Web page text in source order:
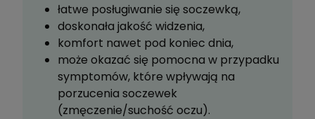
łatwe posługiwanie się soczewką,
doskonała jakość widzenia,
komfort nawet pod koniec dnia,
może okazać się pomocna w przypadku
symptomów, które wpływają na
porzucenia soczewek
(zmęczenie/suchość oczu).